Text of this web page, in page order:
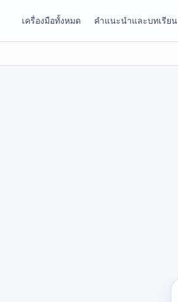
เครื่องมือทั้งหมด คำแนะนำและบทเรียน